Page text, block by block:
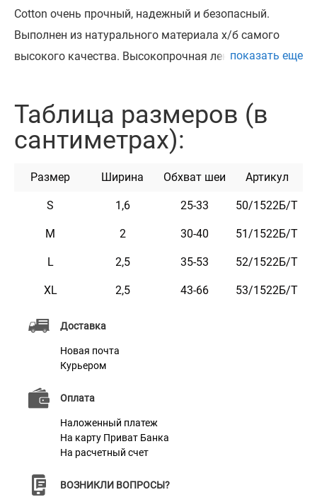
Доставка
Новая почта
Курьером
Оплата
Наложенный платеж
На карту Приват Банка
На расчетный счет
ВОЗНИКЛИ ВОПРОСЫ?
Cotton очень прочный, надежный и безопасный.
Выполнен из натурального материала х/б самого
высокого качества. Высокопрочная лента х/б, из
укомплектован высококачественной пластиковой
пряжкой с замком «Safe Lock», который
Этот ошейник приятный на ощупь, имеет два ряда
светоотражающих элементов и не боится воды. Он
практичен и неприхотлив в уходе.
Характеристики
Материал Брезент
Фурнитура
Сталь с Карбоновым Покрытием,
Пластик
показать еще
Таблица размеров (в
сантиметрах):
Размер Ширина Обхват шеи Артикул
S 1,6 25-33 50/1522Б/Т
M 2 30-40 51/1522Б/Т
L 2,5 35-53 52/1522Б/Т
XL 2,5 43-66 53/1522Б/Т